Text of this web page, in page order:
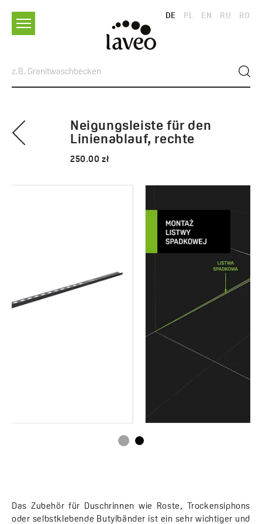
DE PL EN RU RO
Neigungsleiste für den
Linienablauf, rechte
250.00 zł
Das Zubehör für Duschrinnen wie Roste, Trockensiphons
oder selbstklebende Butylbänder ist ein sehr wichtiger und